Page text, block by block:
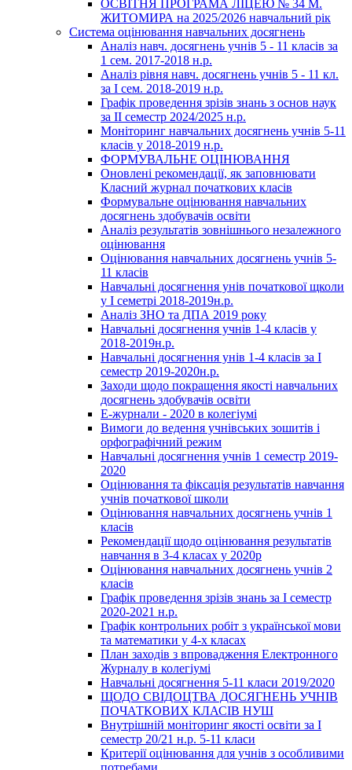
ОСВІТНЯ ПРОГРАМА ЛІЦЕЮ № 34 М.
ЖИТОМИРА на 2025/2026 навчальний рік
Система оцінювання навчальних досягнень
Аналіз навч. досягнень учнів 5 - 11 класів за
1 сем. 2017-2018 н.р.
Аналіз рівня навч. досягнень учнів 5 - 11 кл.
за І сем. 2018-2019 н.р.
Графік проведення зрізів знань з основ наук
за ІІ семестр 2024/2025 н.р.
Моніторинг навчальних досягнень учнів 5-11
класів у 2018-2019 н.р.
ФОРМУВАЛЬНЕ ОЦІНЮВАННЯ
Оновлені рекомендації, як заповнювати
Класний журнал початкових класів
Формувальне оцінювання навчальних
досягнень здобувачів освіти
Аналіз результатів зовнішнього незалежного
оцінювання
Оцінювання навчальних досягнень учнів 5-
11 класів
Навчальні досягнення унів початкової щколи
у І семетрі 2018-2019н.р.
Аналіз ЗНО та ДПА 2019 року
Навчальні досягнення учнів 1-4 класів у
2018-2019н.р.
Навчальні досягнення унів 1-4 класів за І
семестр 2019-2020н.р.
Заходи щодо покращення якості навчальних
досягнень здобувачів освіти
Е-журнали - 2020 в колегіумі
Вимоги до ведення учнівських зошитів і
орфографічний режим
Навчальні досягнення учнів 1 семестр 2019-
2020
Оцінювання та фіксація результатів навчання
учнів початкової школи
Оцінювання навчальних досягнень учнів 1
класів
Рекомендації щодо оцінювання результатів
навчання в 3-4 класах у 2020р
Оцінювання навчальних досягнень учнів 2
класів
Графік проведення зрізів знань за І семестр
2020-2021 н.р.
Графік контрольних робіт з української мови
та математики у 4-х класах
План заходів з впровадження Електронного
Журналу в колегіумі
Навчальні досягнення 5-11 класи 2019/2020
ЩОДО СВІДОЦТВА ДОСЯГНЕНЬ УЧНІВ
ПОЧАТКОВИХ КЛАСІВ НУШ
Внутрішній моніторинг якості освіти за І
семестр 20/21 н.р. 5-11 класи
Критерії оцінювання для учнів з особливими